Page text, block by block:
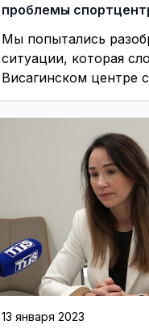
проблемы
Мы попытались
ситуации, которая
Висагинском центре
рекреации
13 января 2023